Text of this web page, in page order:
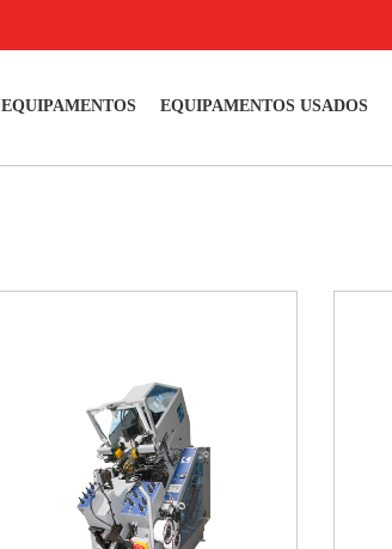
EQUIPAMENTOS EQUIPAMENTOS USADOS